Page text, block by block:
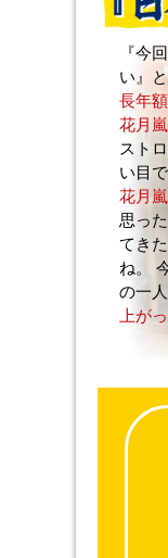
『今
い』
長年
花月
スト
い目
花月
思っ
てき
ね。
の一
上が